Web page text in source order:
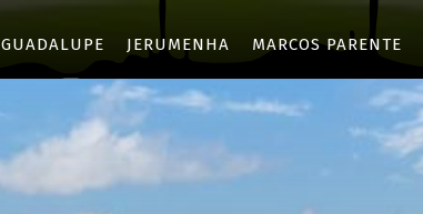
GUADALUPE JERUMENHA MARCOS PARENTE